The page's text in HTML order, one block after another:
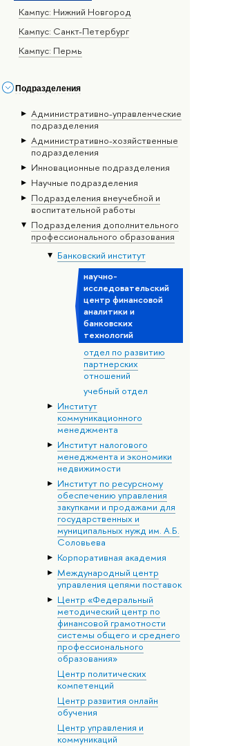
Кампус: Нижний Новгород
Кампус: Санкт-Петербург
Кампус: Пермь
Подразделения
Административно-управленческие
подразделения
Административно-хозяйственные
подразделения
Инновационные подразделения
Научные подразделения
Подразделения внеучебной и
воспитательной работы
Подразделения дополнительного
профессионального образования
Банковский институт
научно-
исследовательский
центр финансовой
аналитики и
банковских
технологий
отдел по развитию
партнерских
отношений
учебный отдел
Институт
коммуникационного
менеджмента
Институт налогового
менеджмента и экономики
недвижимости
Институт по ресурсному
обеспечению управления
закупками и продажами для
государственных и
муниципальных нужд им. А.Б.
Соловьева
Корпоративная академия
Международный центр
управления цепями поставок
Центр «Федеральный
методический центр по
финансовой грамотности
системы общего и среднего
профессионального
образования»
Центр политических
компетенций
Центр развития онлайн
обучения
Центр управления и
коммуникаций